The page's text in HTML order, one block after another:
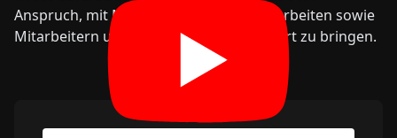
Anspruch, mit Menschen zusammenzuarbeiten sowie
Mitarbeitern und Kunden einen Mehrwert zu bringen.